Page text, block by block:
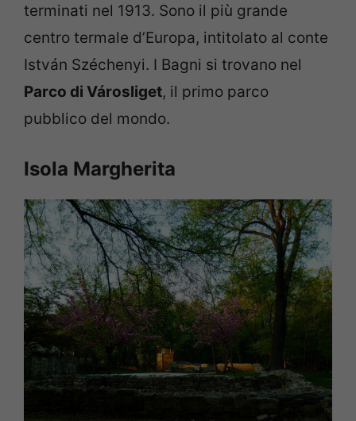
terminati nel 1913. Sono il più grande
centro termale d’Europa, intitolato al conte
István Széchenyi. I Bagni si trovano nel
Parco di Városliget, il primo parco
pubblico del mondo.
Isola Margherita